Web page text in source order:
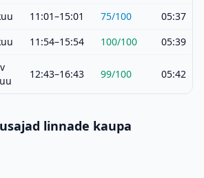
11:01–15:01 75/100
05:37
11:54–15:54 100/100 05:39
12:43–16:43 99/100 05:42
linnade kaupa